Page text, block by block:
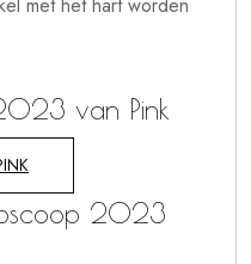
van Pink
2023